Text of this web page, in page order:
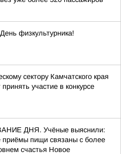
физкультурника!
сектору Камчатского края
участие в конкурсе
ДНЯ. Учёные выяснили:
приёмы пищи связаны с более
счастья Новое